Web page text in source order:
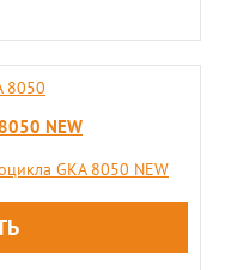
NEW
GKA 8050 NEW